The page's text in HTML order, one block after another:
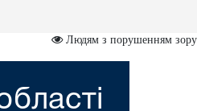
Людям з порушенням зору